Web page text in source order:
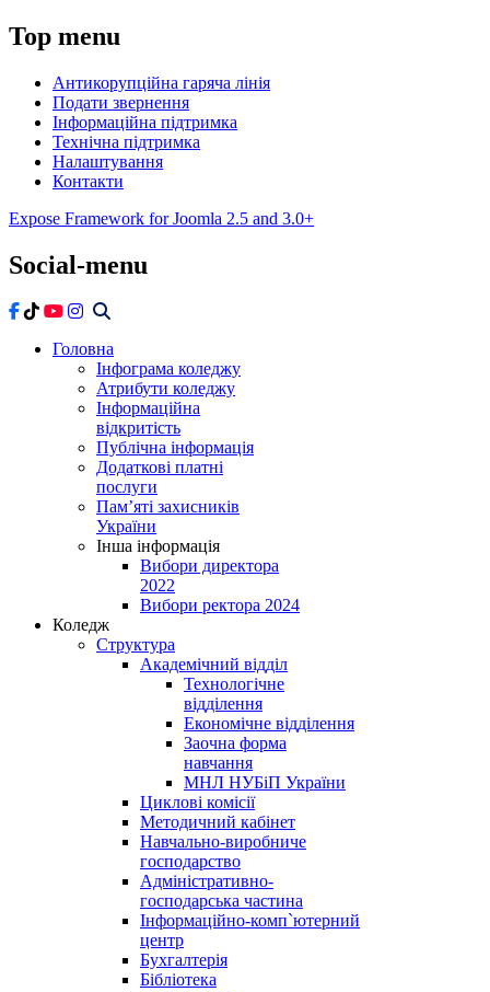
Top menu
Антикорупційна гаряча лінія
Подати звернення
Інформаційна підтримка
Технічна підтримка
Налаштування
Контакти
Expose Framework for Joomla 2.5 and 3.0+
Social-menu
Головна
Інфограма коледжу
Атрибути коледжу
Інформаційна
відкритість
Публічна інформація
Додаткові платні
послуги
Пам’яті захисників
України
Інша інформація
Вибори директора
2022
Вибори ректора 2024
Коледж
Структура
Академічний відділ
Технологічне
відділення
Економічне відділення
Заочна форма
навчання
МНЛ НУБіП України
Циклові комісії
Методичний кабінет
Навчально-виробниче
господарство
Адміністративно-
господарська частина
Інформаційно-комп`ютерний
центр
Бухгалтерія
Бібліотека